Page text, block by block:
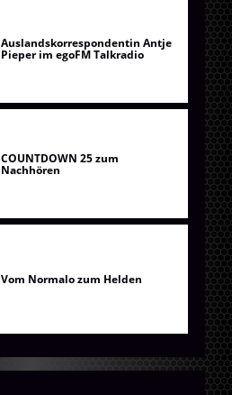
Auslandskorrespondentin Antje
Pieper im egoFM Talkradio
COUNTDOWN 25 zum
Nachhören
Vom Normalo zum Helden